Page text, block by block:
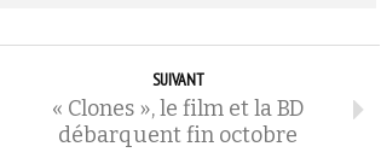
SUIVANT
« Clones », le film et la BD
débarquent fin octobre